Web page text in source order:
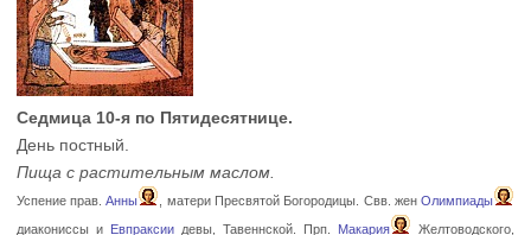
Седмица 10-я по Пятидесятнице.
День постный.
Пища с растительным маслом.
Успение прав.Анны , матери Пресвятой Богородицы. Свв. женОлимпиады
диакониссы и Евпраксиидевы, Тавеннской. Прп. Макария
Желтоводского,